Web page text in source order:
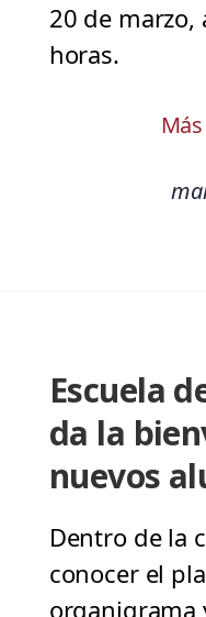
20 de marzo,
horas.
Escuela
da la
nuevos
Dentro de la
conocer el
organigrama